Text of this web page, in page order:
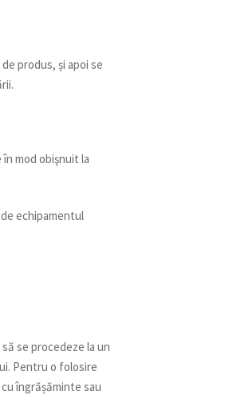
produs, și apoi se
mod obişnuit la
echipamentul
se procedeze la un
Pentru o folosire
îngrășăminte sau